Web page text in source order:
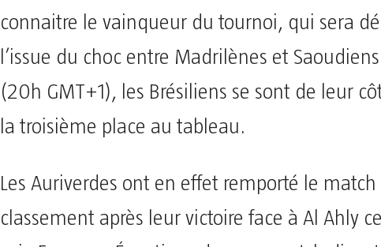
connaitre le vainqueur du tournoi, qui sera
l’issue du choc entre Madrilènes et
(20h GMT+1), les Brésiliens se sont de leur
la troisième place au tableau.
Les Auriverdes ont en effet remporté le match
classement après leur victoire face à Al Ahly